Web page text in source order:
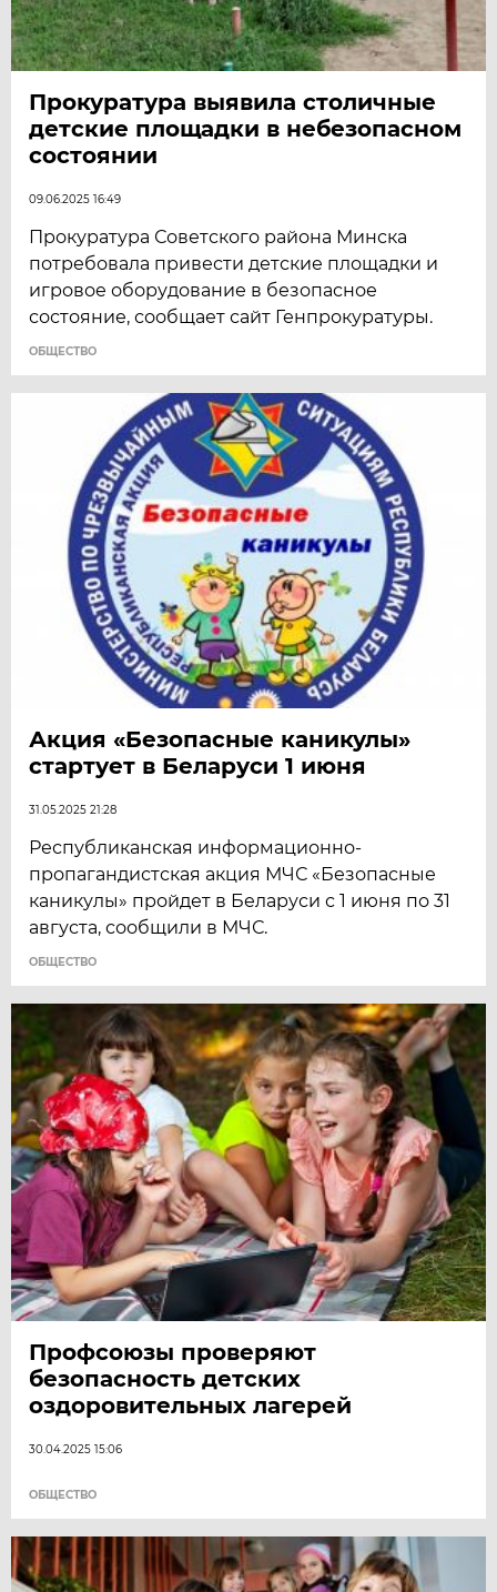
Прокуратура выявила столичные
детские площадки в небезопасном
состоянии
09.06.2025 16:49
Прокуратура Советского района Минска
потребовала привести детские площадки и
игровое оборудование в безопасное
состояние, сообщает сайт Генпрокуратуры.
ОБЩЕСТВО
Акция «Безопасные каникулы»
стартует в Беларуси 1 июня
31.05.2025 21:28
Республиканская информационно-
пропагандистская акция МЧС «Безопасные
каникулы» пройдет в Беларуси с 1 июня по 31
августа, сообщили в МЧС.
ОБЩЕСТВО
Профсоюзы проверяют
безопасность детских
оздоровительных лагерей
30.04.2025 15:06
ОБЩЕСТВО